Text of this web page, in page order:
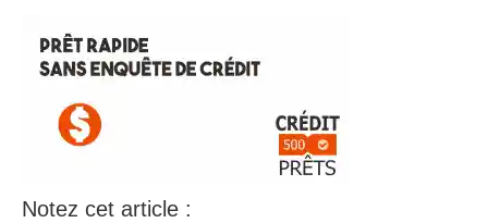
Notez cet article :